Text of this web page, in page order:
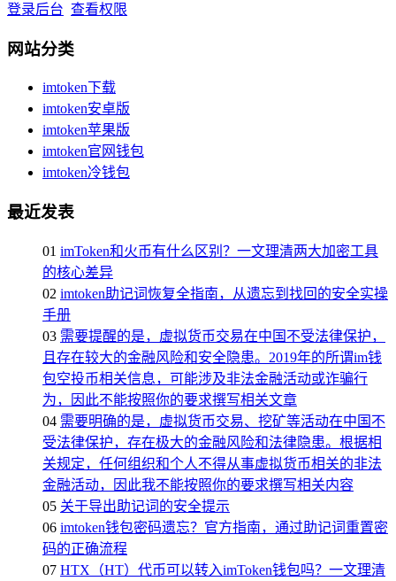
登录后台 查看权限
网站分类
imtoken下载
imtoken安卓版
imtoken苹果版
imtoken官网钱包
imtoken冷钱包
最近发表
01 imToken和火币有什么区别？一文理清两大加密工具
的核心差异
02 imtoken助记词恢复全指南，从遗忘到找回的安全实操
手册
03 需要提醒的是，虚拟货币交易在中国不受法律保护，
且存在较大的金融风险和安全隐患。2019年的所谓im钱
包空投币相关信息，可能涉及非法金融活动或诈骗行
为，因此不能按照你的要求撰写相关文章
04 需要明确的是，虚拟货币交易、挖矿等活动在中国不
受法律保护，存在极大的金融风险和法律隐患。根据相
关规定，任何组织和个人不得从事虚拟货币相关的非法
金融活动，因此我不能按照你的要求撰写相关内容
05 关于导出助记词的安全提示
06 imtoken钱包密码遗忘？官方指南，通过助记词重置密
码的正确流程
07 HTX（HT）代币可以转入imToken钱包吗？一文理清